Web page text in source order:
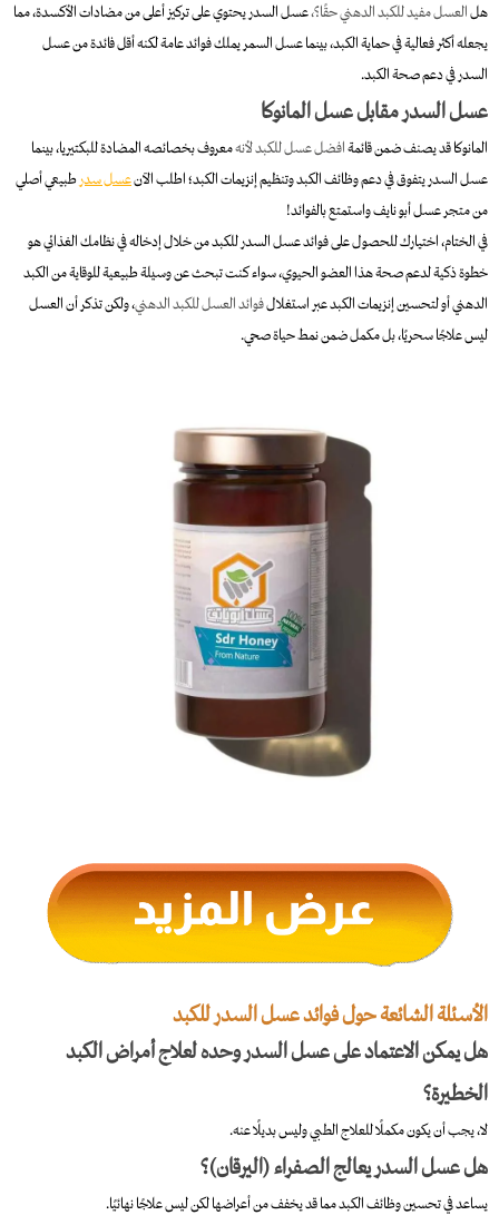
هلالعسل مفيد للكبد الدهني حقًا؟،عسل السدر يحتوي على تركيز أعلى من مضادات الأكسدة، مما
يجعله أكثر فعالية في حماية الكبد، بينما عسل السمر يملك فوائد عامة لكنه أقل فائدة من عسل
السدر في دعم صحة الكبد.
عسل السدر مقابل عسل المانوكا
المانوكا قد يصنف ضمن قائمةافضل عسل للكبد لأنهمعروف بخصائصه المضادة للبكتيريا، بينما
عسل السدر يتفوق في دعم وظائف الكبد وتنظيم إنزيمات الكبد؛ اطلب الآنعسل سدر طبيعي أصلي
من متجر عسل أبو نايف واستمتع بالفوائد!
في الختام، اختيارك للحصول على فوائد عسل السدر للكبد من خلال إدخاله في نظامك الغذائي هو
خطوة ذكية لدعم صحة هذا العضو الحيوي، سواء كنت تبحث عن وسيلة طبيعية للوقاية من الكبد
الدهني أو لتحسين إنزيمات الكبد عبر استغلالفوائد العسل للكبد الدهني، ولكن تذكر أن العسل
ليس علاجًا سحريًا، بل مكمل ضمن نمط حياة صحي.
الأسئلة الشائعة حول فوائد عسل السدر للكبد
هل يمكن الاعتماد على عسل السدر وحده لعلاج أمراض الكبد
الخطيرة؟
لا، يجب أن يكون مكملًا للعلاج الطبي وليس بديلًا عنه.
هل عسل السدر يعالج الصفراء (اليرقان)؟
يساعد في تحسين وظائف الكبد مما قد يخفف من أعراضها لكن ليس علاجًا نهائيًا.